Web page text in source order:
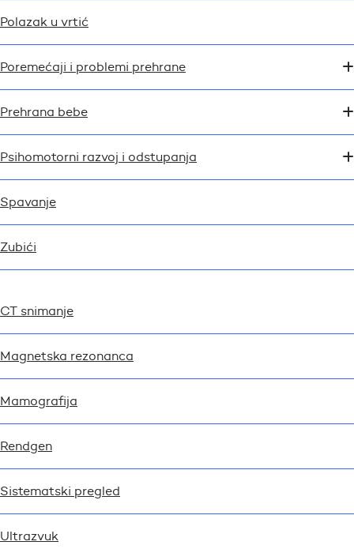
Polazak u vrtić
Poremećaji i problemi prehrane
Prehrana bebe
Psihomotorni razvoj i odstupanja
Spavanje
Zubići
CT snimanje
Magnetska rezonanca
Mamografija
Rendgen
Sistematski pregled
Ultrazvuk